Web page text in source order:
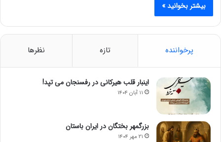
بیشتر بخوانید »
پرخواننده تازه نظرها
اینبار قلب هیرکانی در رفسنجان می تپد!
۱۱ آبان ۱۴۰۴
بزرگمهر بختگان در ایران باستان
۲۱ مهر ۱۴۰۴